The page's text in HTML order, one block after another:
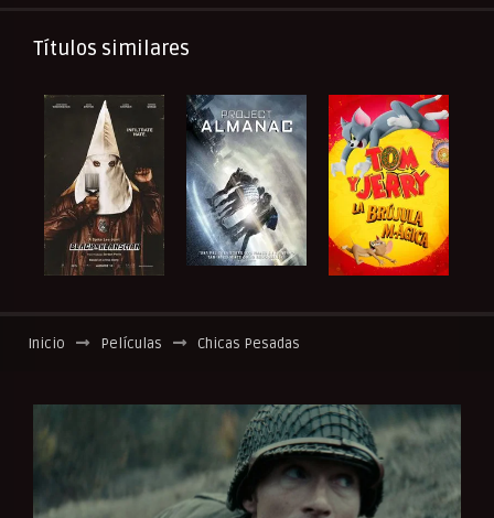
Títulos similares
Inicio Películas Chicas Pesadas